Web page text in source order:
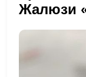
Жалюзи